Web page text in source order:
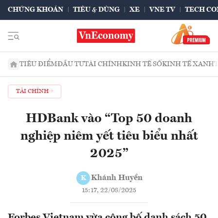
CHỨNG KHOÁN TIÊU & DÙNG XE VNE TV TECH
TIÊU ĐIỂMĐẦU TƯTÀI CHÍNHKINH TẾ SỐKINH TẾ XANH
TÀI CHÍNH
HDBank vào “Top 50 doanh
nghiệp niêm yết tiêu biểu nhất
2025”
K Khánh Huyền
15:17, 22/08/2025